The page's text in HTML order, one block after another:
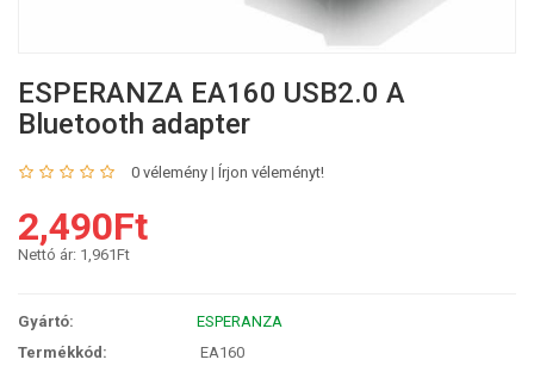
ESPERANZA EA160 USB2.0 A
Bluetooth adapter
0 vélemény | Írjon véleményt!
2,490Ft
Nettó ár: 1,961Ft
Gyártó:
ESPERANZA
Termékkód:
EA160